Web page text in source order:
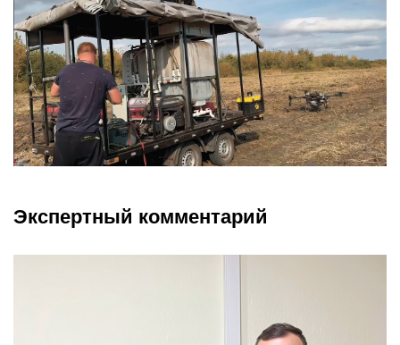
Экспертный комментарий